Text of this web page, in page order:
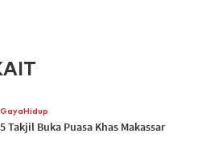
GayaHidup
5 Takjil Buka Puasa Khas Makassar